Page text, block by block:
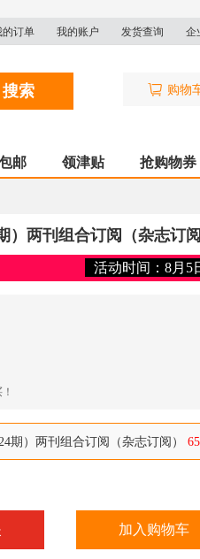
的订单 我的账户 发货查询 企
搜索 购物
邮 领津贴 抢购物券
两刊组合订阅（杂志订阅
活动时间：8月5
期）两刊组合订阅（杂志订阅）
加入购物车